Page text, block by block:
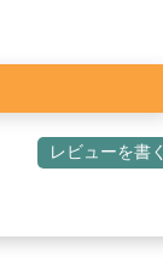
レビューを書